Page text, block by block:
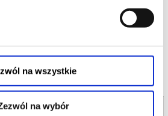
na wszystkie
na wybór
W przypadku odwołania